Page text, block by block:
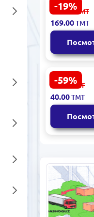
-19%
CARICH
Маска для
двойная
209.00ТМТ
169.00ТМТ
-59%
Bellavia |
волос
формула
легкого
99.00 ТМТ
40.00ТМТ